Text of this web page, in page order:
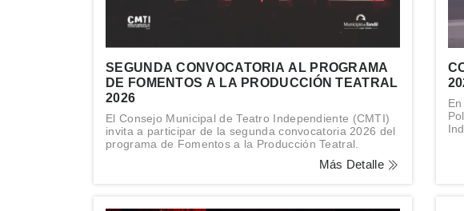
SEGUNDA CONVOCATORIA AL PROGRAMA
DE FOMENTOS A LA PRODUCCIÓN TEATRAL
2026
El Consejo Municipal de Teatro Independiente (CMTI)
invita a participar de la segunda convocatoria 2026 del
programa de Fomentos a la Producción Teatral.
Más Detalle